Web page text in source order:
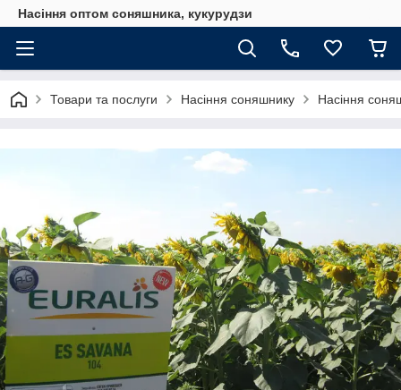
Насіння оптом соняшника, кукурудзи
Товари та послуги Насіння соняшнику Насіння